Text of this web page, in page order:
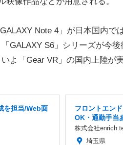
Note 4」が日本国内で
GALAXY S6」シリーズが今
よ「Gear VR」の国内上陸が
を担当/Web面
フロントエン
OK・通勤手当
株式会社enrich
埼玉県